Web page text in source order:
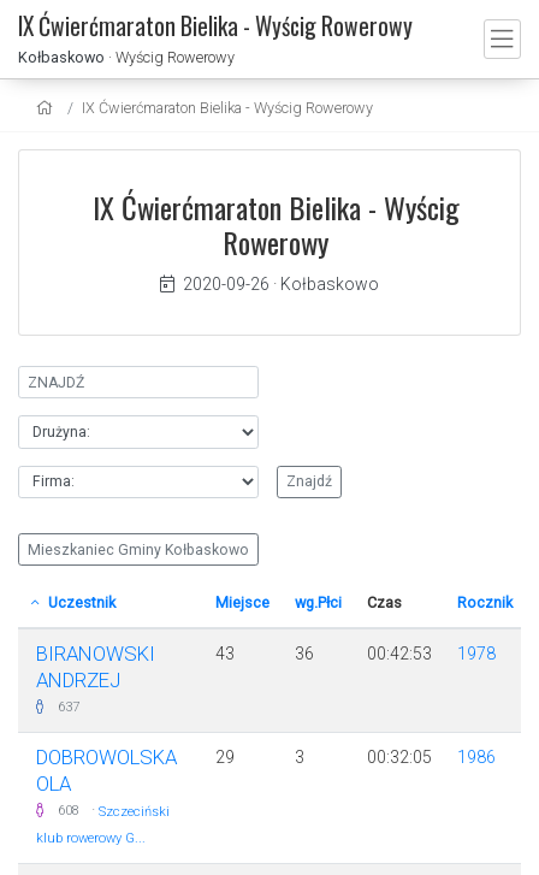
IX Ćwierćmaraton Bielika - Wyścig Rowerowy
Kołbaskowo · Wyścig Rowerowy
IX Ćwierćmaraton Bielika - Wyścig Rowerowy
IX Ćwierćmaraton Bielika - Wyścig
Rowerowy
2020-09-26 · Kołbaskowo
Mieszkaniec Gminy Kołbaskowo
Uczestnik Miejsce wg.Płci Czas Rocznik
BIRANOWSKI
ANDRZEJ
637
43 36 00:42:53 1978
DOBROWOLSKA
OLA
608 · Szczeciński
klub rowerowy G...
29 3 00:32:05 1986